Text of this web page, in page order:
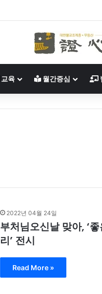
교육 월간증심
2022년 04월 24일
부처님오신날 맞아, ‘
리’ 전시
Read More »